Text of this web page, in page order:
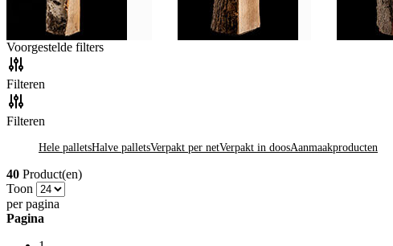
Voorgestelde filters
Filteren
Filteren
Hele palletsHalve palletsVerpakt per netVerpakt in doosAanmaakproducten
40 Product(en)
Toon
per pagina
Pagina